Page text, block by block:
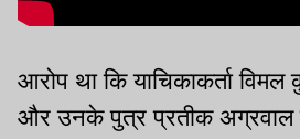
आरोप था कि याचिकाकर्ता विमल
और उनके पुत्र प्रतीक